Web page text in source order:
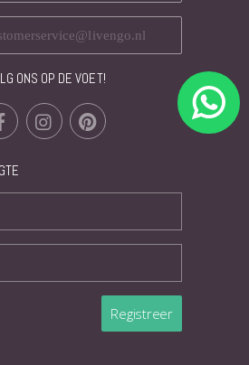
ONS OP DE VOET!
Registreer